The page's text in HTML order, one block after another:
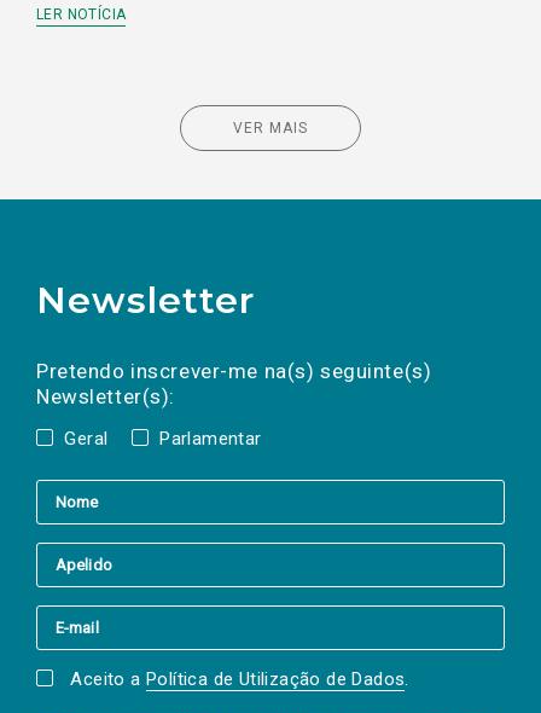
LER NOTÍCIA
VER MAIS
Newsletter
Pretendo inscrever-me na(s) seguinte(s)
Newsletter(s):
Geral Parlamentar
a(s) newsletter(s).
mail
Aceito a Política de Utilização de Dados.